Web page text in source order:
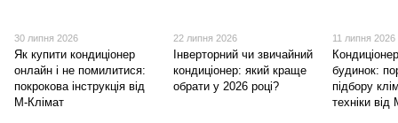
30 липня 2026
Як купити кондиціонер
онлайн і не помилитися:
покрокова інструкція від
М-Клімат
22 липня 2026
Інверторний чи звичайний
кондиціонер: який краще
обрати у 2026 році?
11 липня 2026
будинок:
підбору
техніки